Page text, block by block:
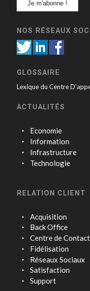
NOS RÉSEAUX
GLOSSAIRE
Lexique du Centre
ACTUALITÉS
Economie
Information
Infrastructure
Technologie
RELATION CLIENT
Acquisition
Back Office
Centre de Contact
Fidélisation
Réseaux Sociaux
Satisfaction
Support